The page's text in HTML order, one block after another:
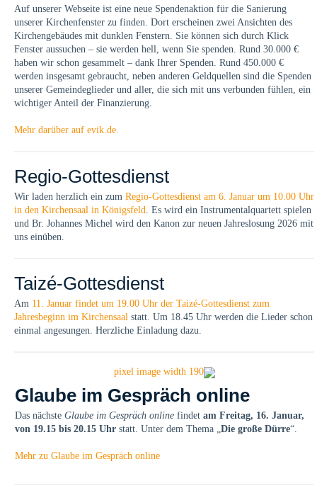
Auf unserer Webseite ist eine neue Spendenaktion für die Sanierung
unserer Kirchenfenster zu finden. Dort erscheinen zwei Ansichten des
Kirchengebäudes mit dunklen Fenstern. Sie können sich durch Klick
Fenster aussuchen – sie werden hell, wenn Sie spenden. Rund 30.000 €
haben wir schon gesammelt – dank Ihrer Spenden. Rund 450.000 €
werden insgesamt gebraucht, neben anderen Geldquellen sind die Spenden
unserer Gemeindeglieder und aller, die sich mit uns verbunden fühlen, ein
wichtiger Anteil der Finanzierung.
Mehr darüber auf evik.de.
Regio-Gottesdienst
Wir laden herzlich ein zum Regio-Gottesdienst am 6. Januar um 10.00 Uhr
in den Kirchensaal in Königsfeld. Es wird ein Instrumentalquartett spielen
und Br. Johannes Michel wird den Kanon zur neuen Jahreslosung 2026 mit
uns einüben.
Taizé-Gottesdienst
Am 11. Januar findet um 19.00 Uhr der Taizé-Gottesdienst zum
Jahresbeginn im Kirchensaal statt. Um 18.45 Uhr werden die Lieder schon
einmal angesungen. Herzliche Einladung dazu.
Glaube im Gespräch online
Das nächste Glaube im Gespräch online findet am Freitag, 16. Januar,
von 19.15 bis 20.15 Uhr statt. Unter dem Thema „Die große Dürre“.
Mehr zu Glaube im Gespräch online